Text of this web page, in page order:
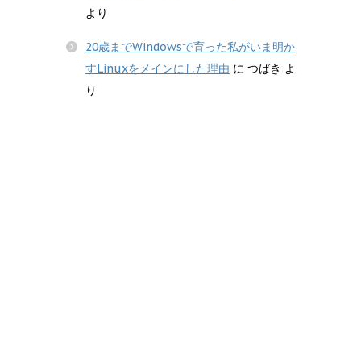
より
20歳までWindowsで育った私がいま明か
すLinuxをメインにした理由 に つばき よ
り